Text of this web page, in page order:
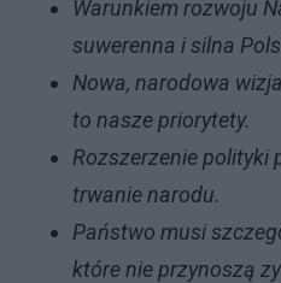
Warunkiem rozwoju
suwerenna i silna
Nowa, narodowa
to nasze priorytety.
Rozszerzenie polityki
trwanie narodu.
Państwo musi
które nie przynoszą